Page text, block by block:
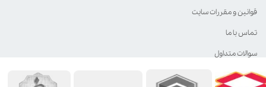
قوانین و مقررات سایت
تماس با ما
سوالات متداول